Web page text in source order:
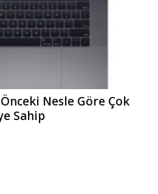
Nesle Göre Çok
Sahip